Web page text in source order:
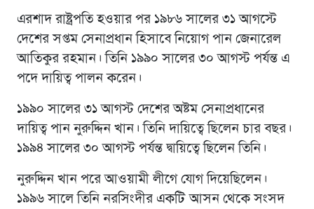
এরশাদ রাষ্ট্রপতি হওয়ার পর ১৯৮৬ সালের ৩১ আগস্টে
দেশের সপ্তম সেনাপ্রধান হিসাবে নিয়োগ পান জেনারেল
আতিকুর রহমান। তিনি ১৯৯০ সালের ৩০ আগস্ট পর্যন্ত এ
পদে দায়িত্ব পালন করেন।
১৯৯০ সালের ৩১ আগস্ট দেশের অষ্টম সেনাপ্রধানের
দায়িত্ব পান নুরুদ্দিন খান। তিনি দায়িত্বে ছিলেন চার বছর।
১৯৯৪ সালের ৩০ আগস্ট পর্যন্ত দ্বায়িত্বে ছিলেন তিনি।
নুরুদ্দিন খান পরে আওয়ামী লীগে যোগ দিয়েছিলেন।
১৯৯৬ সালে তিনি নরসিংদীর একটি আসন থেকে সংসদ